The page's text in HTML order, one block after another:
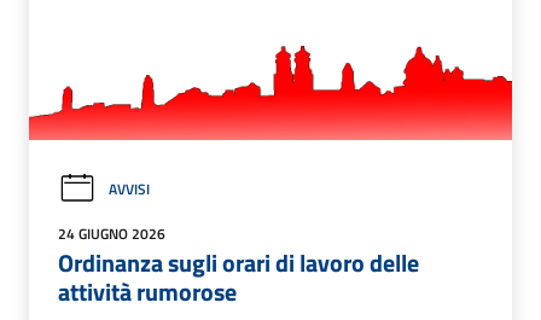
AVVISI
24 GIUGNO 2026
Ordinanza sugli orari di lavoro delle
attività rumorose